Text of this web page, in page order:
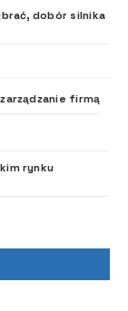
dobór silnika
firmą
rynku